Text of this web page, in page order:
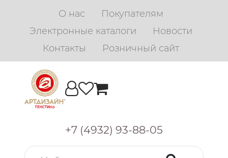
О нас
Покупателям
Электронные каталоги
Новости
Контакты
Розничный сайт
+7 (4932) 93-88-05